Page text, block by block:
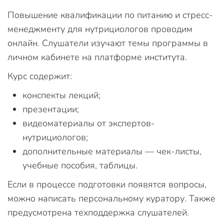
Повышение квалификации по питанию и стресс-
менеджменту для нутрициологов проводим
онлайн. Слушатели изучают темы программы в
личном кабинете на платформе института.
Курс содержит:
конспекты лекций;
презентации;
видеоматериалы от экспертов-
нутрициологов;
дополнительные материалы — чек-листы,
учебные пособия, таблицы.
Если в процессе подготовки появятся вопросы,
можно написать персональному куратору. Также
предусмотрена техподдержка слушателей.